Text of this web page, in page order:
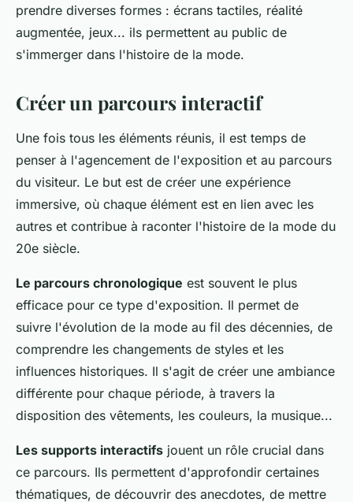
prendre diverses formes : écrans tactiles, réalité
augmentée, jeux... ils permettent au public de
s'immerger dans l'histoire de la mode.
Créer un parcours interactif
Une fois tous les éléments réunis, il est temps de
penser à l'agencement de l'exposition et au parcours
du visiteur. Le but est de créer une expérience
immersive, où chaque élément est en lien avec les
autres et contribue à raconter l'histoire de la mode du
20e siècle.
Le parcours chronologique est souvent le plus
efficace pour ce type d'exposition. Il permet de
suivre l'évolution de la mode au fil des décennies, de
comprendre les changements de styles et les
influences historiques. Il s'agit de créer une ambiance
différente pour chaque période, à travers la
disposition des vêtements, les couleurs, la musique...
Les supports interactifs jouent un rôle crucial dans
ce parcours. Ils permettent d'approfondir certaines
thématiques, de découvrir des anecdotes, de mettre